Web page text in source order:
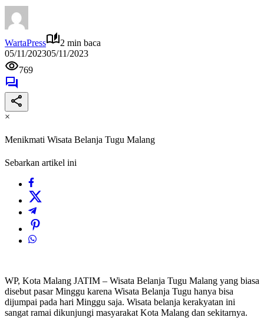
WartaPress
2 min baca
05/11/202305/11/2023
769
×
Menikmati Wisata Belanja Tugu Malang
Sebarkan artikel ini
WP, Kota Malang JATIM – Wisata Belanja Tugu Malang yang biasa
disebut pasar Minggu karena Wisata Belanja Tugu hanya bisa
dijumpai pada hari Minggu saja. Wisata belanja kerakyatan ini
sangat ramai dikunjungi masyarakat Kota Malang dan sekitarnya.